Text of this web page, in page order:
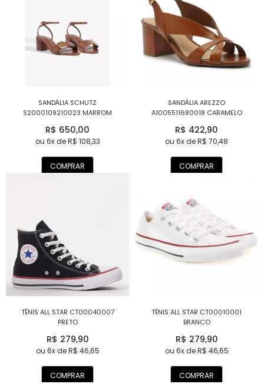
SANDÁLIA SCHUTZ
S2000109210023 MARROM
R$ 650,00
ou 6x de R$ 108,33
COMPRAR
SANDÁLIA AREZZO
A1005511680018 CARAMELO
R$ 422,90
ou 6x de R$ 70,48
COMPRAR
TÊNIS ALL STAR CT00040007
PRETO
R$ 279,90
ou 6x de R$ 46,65
COMPRAR
TÊNIS ALL STAR CT00010001
BRANCO
R$ 279,90
ou 6x de R$ 46,65
COMPRAR